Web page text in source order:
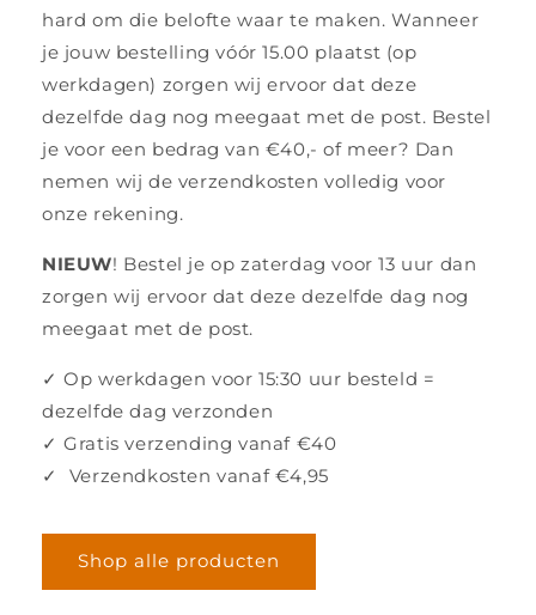
hard om die belofte waar te maken. Wanneer
je jouw bestelling vóór 15.00 plaatst (op
werkdagen) zorgen wij ervoor dat deze
dezelfde dag nog meegaat met de post. Bestel
je voor een bedrag van €40,- of meer? Dan
nemen wij de verzendkosten volledig voor
onze rekening.
NIEUW! Bestel je op zaterdag voor 13 uur dan
zorgen wij ervoor dat deze dezelfde dag nog
meegaat met de post.
✓ Op werkdagen voor 15:30 uur besteld =
dezelfde dag verzonden
✓ Gratis verzending vanaf €40
✓ Verzendkosten vanaf €4,95
Shop alle producten